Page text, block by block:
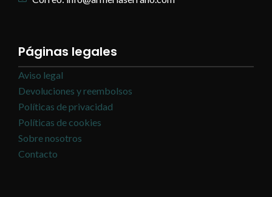
Páginas legales
Aviso legal
Devoluciones y reembolsos
Políticas de privacidad
Políticas de cookies
Sobre nosotros
Contacto